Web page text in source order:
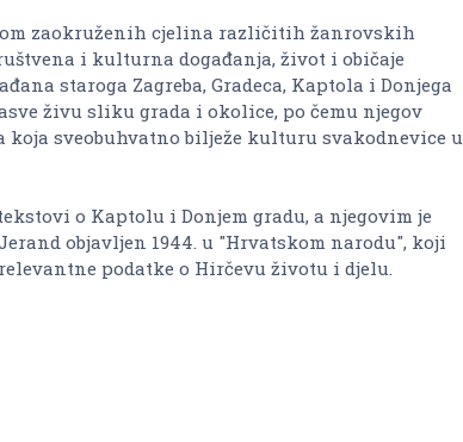
zaokruženih cjelina različitih žanrovskih
i kulturna događanja, život i običaje
staroga Zagreba, Gradeca, Kaptola i Donjega
živu sliku grada i okolice, po čemu njegov
sveobuhvatno bilježe kulturu svakodnevice u
o Kaptolu i Donjem gradu, a njegovim je
objavljen 1944. u "Hrvatskom narodu", koji
podatke o Hirčevu životu i djelu.